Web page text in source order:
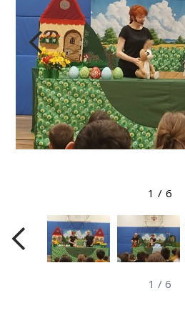
1 / 6
1 / 6